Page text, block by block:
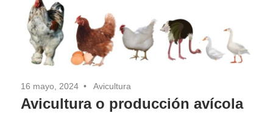
16 mayo, 2024 Avicultura
Avicultura o producción avícola